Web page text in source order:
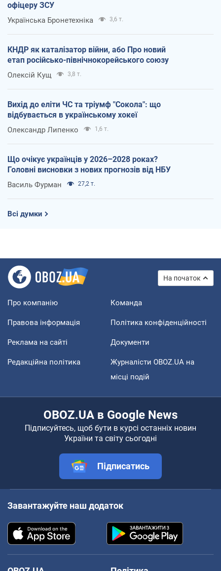
офіцеру ЗСУ
Українська Бронетехніка 3,6 т.
КНДР як каталізатор війни, або Про новий
етап російсько-північнокорейського союзу
Олексій Кущ 3,8 т.
Вихід до еліти ЧС та тріумф "Сокола": що
відбувається в українському хокеї
Олександр Липенко 1,6 т.
Що очікує українців у 2026–2028 роках?
Головні висновки з нових прогнозів від НБУ
Василь Фурман 27,2 т.
Всі думки
На початок
Про компанію Команда
Правова інформація Політика конфіденційності
Реклама на сайті Документи
Редакційна політика
Журналісти OBOZ.UA на
місці подій
OBOZ.UA в Google News
Підписуйтесь, щоб бути в курсі останніх новин
України та світу сьогодні
Підписатись
Завантажуйте наш додаток